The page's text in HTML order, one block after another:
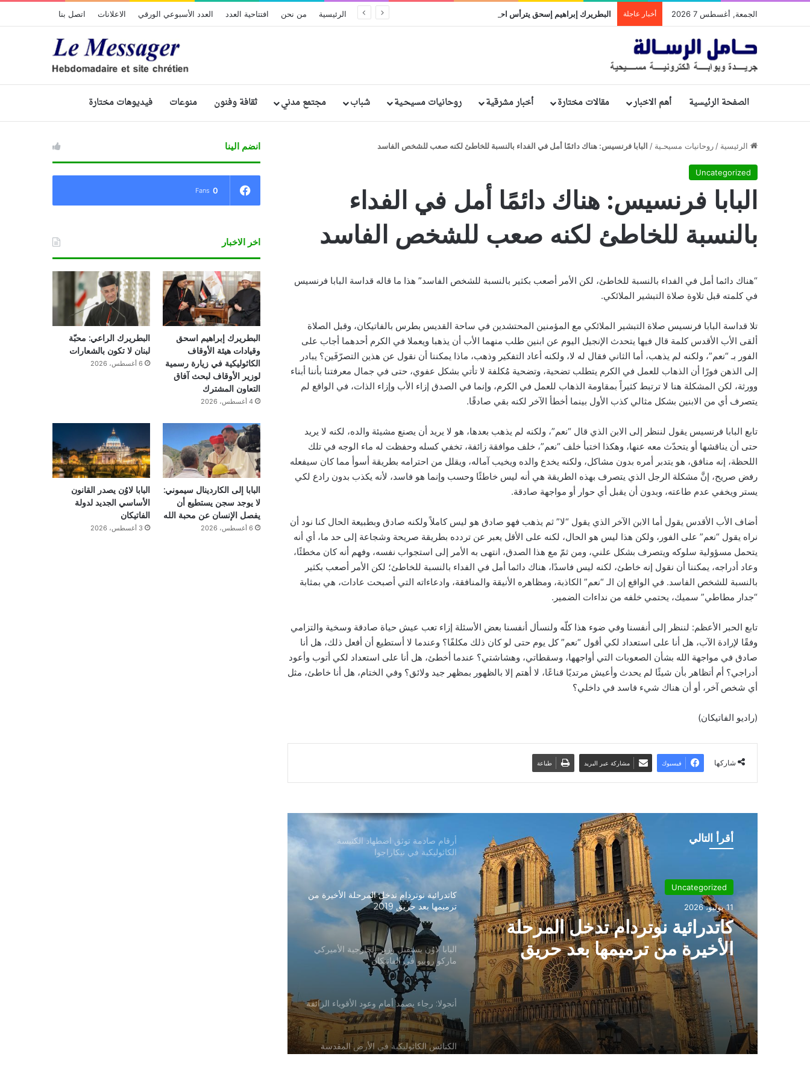
الجمعة, أغسطس 7 2026 أخبار عاجلة الرئيسية من نحن افتتاحية العدد العدد الأسبوعي الورقي الاعلانات اتصل بنا
الصفحة الرئيسية أهم الاخبار مقالات مختارة أخبار مشرقية روحانيات مسيحـية شباب مجتمع مدني ثقافة وفنون منوعات فيديوهات مختارة
الرئيسية / روحانيات مسيحـية / البابا فرنسيس: هناك دائمًا أمل في الفداء بالنسبة للخاطئ لكنه صعب للشخص الفاسد
Uncategorized
البابا فرنسيس: هناك دائمًا أمل في الفداء
بالنسبة للخاطئ لكنه صعب للشخص الفاسد
“هناك دائما أمل في الفداء بالنسبة للخاطئ، لكن الأمر أصعب بكثير بالنسبة للشخص الفاسد” هذا ما قاله قداسة البابا فرنسيس
في كلمته قبل تلاوة صلاة التبشير الملائكي.
تلا قداسة البابا فرنسيس صلاة التبشير الملائكي مع المؤمنين المحتشدين في ساحة القديس بطرس بالفاتيكان، وقبل الصلاة
ألقى الأب الأقدس كلمة قال فيها يتحدث الإنجيل اليوم عن ابنين طلب منهما الأب أن يذهبا ويعملا في الكرم أحدهما أجاب على
الفور بـ “نعم”، ولكنه لم يذهب، أما الثاني فقال له لا، ولكنه أعاد التفكير وذهب، ماذا يمكننا أن نقول عن هذين التصرّفَين؟ يبادر
إلى الذهن فورًا أن الذهاب للعمل في الكرم يتطلب تضحية، وتضحية مُكلفة لا تأتي بشكل عفوي، حتى في جمال معرفتنا بأننا أبناء
وورثة، لكن المشكلة هنا لا ترتبط كثيراً بمقاومة الذهاب للعمل في الكرم، وإنما في الصدق إزاء الأب وإزاء الذات، في الواقع لم
يتصرف أي من الابنين بشكل مثالي كذب الأول بينما أخطأ الآخر لكنه بقي صادقًا.
تابع البابا فرنسيس يقول لننظر إلى الابن الذي قال “نعم”، ولكنه لم يذهب بعدها، هو لا يريد أن يصنع مشيئة والده، لكنه لا يريد
حتى أن يناقشها أو يتحدّث معه عنها، وهكذا اختبأ خلف “نعم”، خلف موافقة زائفة، تخفي كسله وحفظت له ماء الوجه في تلك
اللحظة، إنه منافق، هو يتدبر أمره بدون مشاكل، ولكنه يخدع والده ويخيب آماله، ويقلل من احترامه بطريقة أسوأ مما كان سيفعله
رفض صريح، إنَّ مشكلة الرجل الذي يتصرف بهذه الطريقة هي أنه ليس خاطئًا وحسب وإنما هو فاسد، لأنه يكذب بدون رادع لكي
يستر ويخفي عدم طاعته، وبدون أن يقبل أي حوار أو مواجهة صادقة.
أضاف الأب الأقدس يقول أما الابن الآخر الذي يقول “لا” ثم يذهب فهو صادق هو ليس كاملاً ولكنه صادق وبطبيعة الحال كنا نود أن
نراه يقول “نعم” على الفور، ولكن هذا ليس هو الحال، لكنه على الأقل يعبر عن تردده بطريقة صريحة وشجاعة إلى حد ما، أي أنه
يتحمل مسؤولية سلوكه ويتصرف بشكل علني، ومن ثمّ مع هذا الصدق، انتهى به الأمر إلى استجواب نفسه، وفهم أنه كان مخطئًا،
وعاد أدراجه، يمكننا أن نقول إنه خاطئ، لكنه ليس فاسدًا، هناك دائما أمل في الفداء بالنسبة للخاطئ؛ لكن الأمر أصعب بكثير
بالنسبة للشخص الفاسد. في الواقع إن الـ “نعم” الكاذبة، ومظاهره الأنيقة والمنافقة، وادعاءاته التي أصبحت عادات، هي بمثابة
“جدار مطاطي” سميك، يحتمي خلفه من نداءات الضمير.
تابع الحبر الأعظم: لننظر إلى أنفسنا وفي ضوء هذا كلّه ولنسأل أنفسنا بعض الأسئلة إزاء تعب عيش حياة صادقة وسخية والتزامي
وفقًا لإرادة الآب، هل أنا على استعداد لكي أقول “نعم” كل يوم حتى لو كان ذلك مكلفًا؟ وعندما لا أستطيع أن أفعل ذلك، هل أنا
صادق في مواجهة الله بشأن الصعوبات التي أواجهها، وسقطاتي، وهشاشتي؟ عندما أخطئ، هل أنا على استعداد لكي أتوب وأعود
أدراجي؟ أم أتظاهر بأن شيئًا لم يحدث وأعيش مرتديًا قناعًا، لا أهتم إلا بالظهور بمظهر جيد ولائق؟ وفي الختام، هل أنا خاطئ، مثل
أي شخص آخر، أو أن هناك شيء فاسد في داخلي؟
(راديو الفاتيكان)
شاركها فيسبوك مشاركة عبر البريد طباعة
أقرأ التالي
Uncategorized
11 يوليو، 2026
كاتدرائية نوتردام تدخل المرحلة
الأخيرة من ترميمها بعد حريق
2019
بيان مسكوني مشترك حول اتساع نطاق
الصراع في الشرق الأوسط
الكاردينال بيتسابالا: الكنيسة لن تتخلى أبدًا
عن المحتاجين في غزة
دعوة مشتركة لتجديد الإيمان وترسيخ السلام
الأرض المقدسة وساعدوا في تعزيز الحوار
بطريركا الأقباط الكاثوليك والروم الكاثوليك
أرقام صادمة توثق اضطهاد الكنيسة
الكاثوليكية في نيكاراجوا
كاتدرائية نوتردام تدخل المرحلة الأخيرة من
ترميمها بعد حريق 2019
البابا لاوُن يستقبل وزير الخارجية الأميركي
ماركو روبيو في الفاتيكان
أنجولا: رجاء يصمد أمام وعود الأقوياء الزائفة
الكنائس الكاثوليكية في الأرض المقدسة
تدين تدنيس تمثال المسيح المصلوب
انضم الينا
0
Fans
اخر الاخبار
البطريرك إبراهيم اسحق
وقيادات هيئة الأوقاف
الكاثوليكية في زيارة رسمية
لوزير الأوقاف لبحث آفاق
التعاون المشترك
4 أغسطس، 2026
البطريرك الراعي: محبّة
لبنان لا تكون بالشعارات
6 أغسطس، 2026
البابا إلى الكاردينال سيموني:
لا يوجد سجن يستطيع أن
يفصل الإنسان عن محبة الله
6 أغسطس، 2026
البابا لاوُن يصدر القانون
الأساسي الجديد لدولة
الفاتيكان
3 أغسطس، 2026